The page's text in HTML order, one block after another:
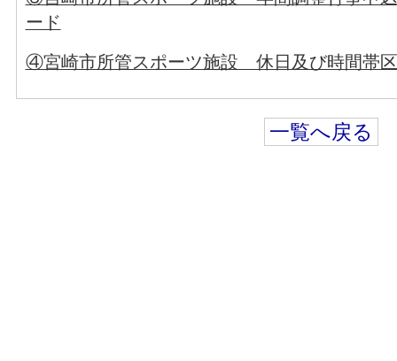
ード
④宮崎市所管スポーツ施設 休日及び時間帯
一覧へ戻る